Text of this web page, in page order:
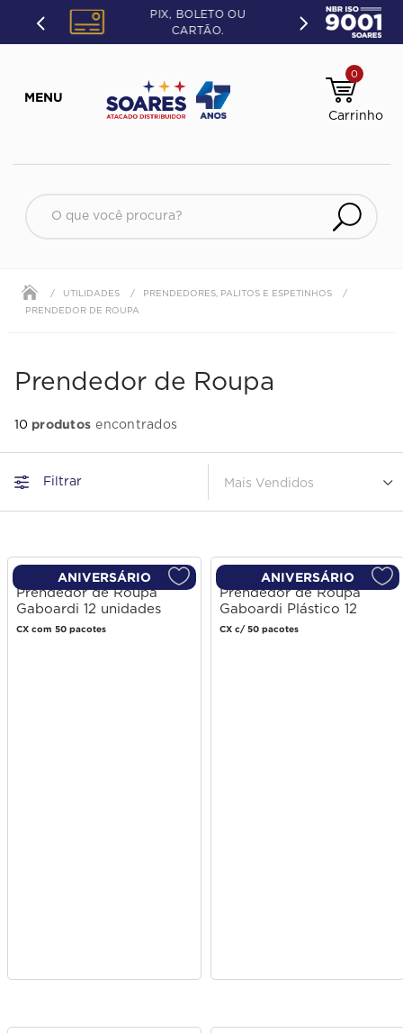
PIX, BOLETO OU
CARTÃO.
0
O que você procura?
UTILIDADES
PRENDEDORES, PALITOS E ESPETINHOS
PRENDEDOR DE ROUPA
Prendedor de Roupa
10 produtos
Filtrar Mais Vendidos
ANIVERSÁRIO
Prendedor de Roupa
Gaboardi 12 unidades
CX com 50 pacotes
ANIVERSÁRIO
Prendedor de Roupa
Gaboardi Plástico 12
unidades
CX c/ 50 pacotes